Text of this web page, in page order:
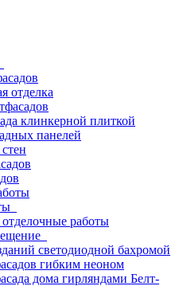
отделка
клинкерной плиткой
панелей
работы
светодиодной бахромой
гибким неоном
дома гирляндами Белт-